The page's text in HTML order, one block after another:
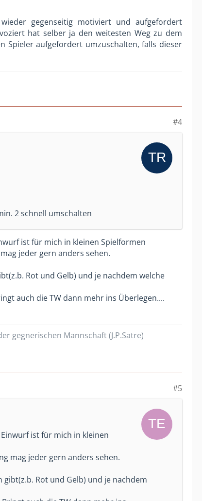
gegenseitig motiviert und aufgefordert
hat selber ja den weitesten Weg zu dem
Spieler aufgefordert umzuschalten, falls dieser
#4
2 schnell umschalten
ist für mich in kleinen Spielformen
jeder gern anders sehen.
Rot und Gelb) und je nachdem welche
auch die TW dann mehr ins Überlegen....
gegnerischen Mannschaft (J.P.Satre)
#5
ist für mich in kleinen
mag jeder gern anders sehen.
Rot und Gelb) und je nachdem